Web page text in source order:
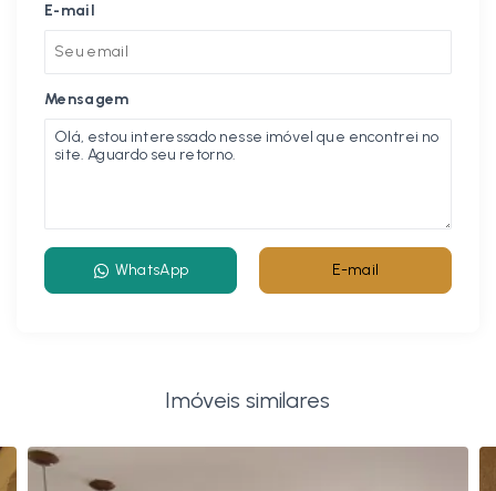
E-mail
Mensagem
WhatsApp E-mail
Imóveis similares